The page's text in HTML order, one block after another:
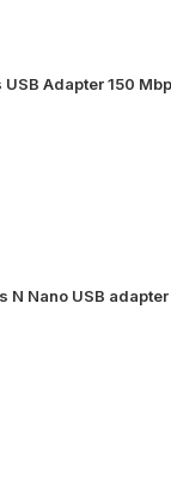
Adapter 150
N Nano USB adapter